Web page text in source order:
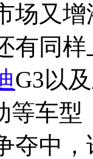
场又
有同
G3以
等车型
夺中